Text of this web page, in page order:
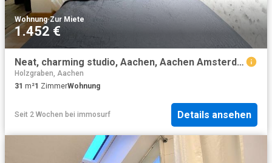
Wohnung·Zur Miete
1.452 €
Neat, charming studio, Aachen, Aachen Amsterdam Apartments for Rent
Holzgraben, Aachen
31 m²1 ZimmerWohnung
Seit 2 Wochen bei immosurf Details ansehen